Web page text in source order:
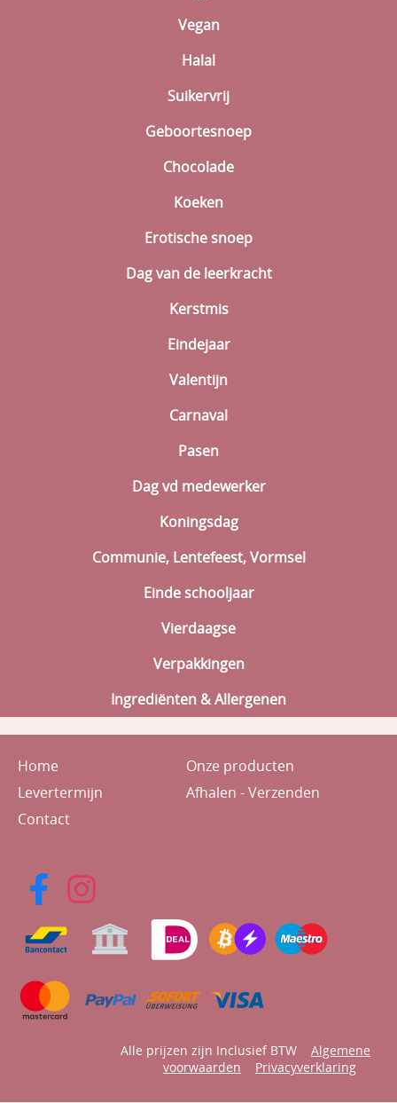
Vegan
Halal
Suikervrij
Geboortesnoep
Chocolade
Koeken
Erotische snoep
Dag van de leerkracht
Kerstmis
Eindejaar
Valentijn
Carnaval
Pasen
Dag vd medewerker
Koningsdag
Communie, Lentefeest, Vormsel
Einde schooljaar
Vierdaagse
Verpakkingen
Ingrediënten & Allergenen
Home
Onze producten
Levertermijn
Afhalen - Verzenden
Contact
Alle prijzen zijn Inclusief BTW
Algemene
voorwaarden
Privacyverklaring